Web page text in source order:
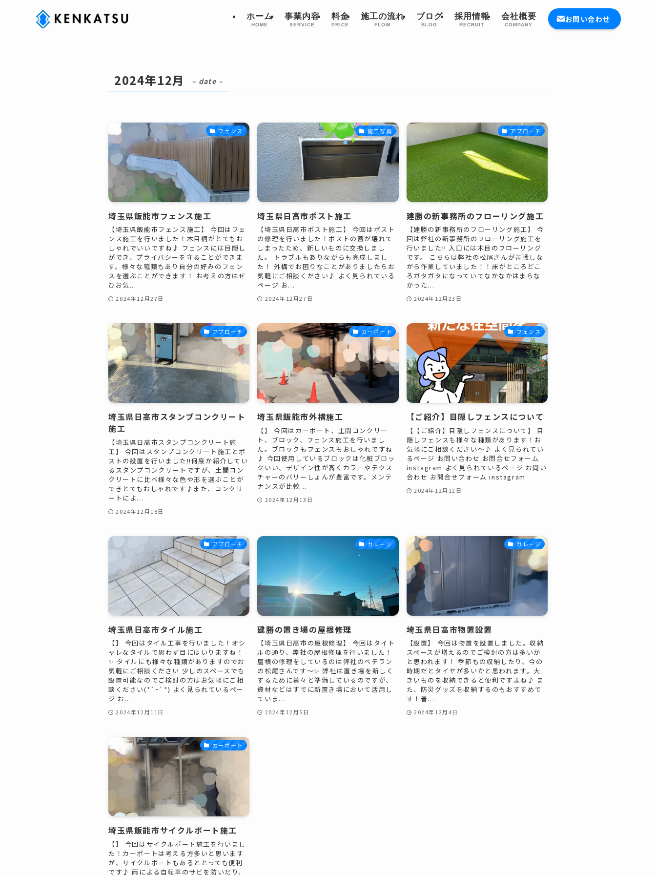
ホーム
HOME
事業内容
SERVICE
料金
PRICE
施工の流れ
FLOW
ブログ
BLOG
採用情報
RECRUIT
会社概要
COMPANY
お問い合わせ
2024年12月 – date –
フェンス
埼玉県飯能市フェンス施工
【埼玉県飯能市フェンス施工】 今回はフェ
ンス施工を行いました！木目柄がとてもお
しゃれでいいですね♪ フェンスには目隠し
ができ、プライバシーを守ることができま
す。様々な種類もあり自分の好みのフェン
スを選ぶことができます！ お考えの方はぜ
ひお気...
2024年12月27日
施工写真
埼玉県日高市ポスト施工
【埼玉県日高市ポスト施工】 今回はポスト
の修理を行いました！ポストの蓋が壊れて
しまったため、新しいものに交換しまし
た。 トラブルもありながらも完成しまし
た！ 外構でお困りなことがありましたらお
気軽にご相談ください♪ よく見られている
ページ お...
2024年12月27日
アプローチ
建勝の新事務所のフローリング施工
【建勝の新事務所のフローリング施工】 今
回は弊社の新事務所のフローリング施工を
行いました!! 入口には木目のフローリング
です。 こちらは弊社の松尾さんが苦戦しな
がら作業していました！！床がところどこ
ろガタガタになっていてなかなかはまらな
かった...
2024年12月23日
アプローチ
埼玉県日高市スタンプコンクリート
施工
【埼玉県日高市スタンプコンクリート施
工】 今回はスタンプコンクリート施工とポ
ストの設置を行いました!!何度か紹介してい
るスタンプコンクリートですが、土間コン
クリートに比べ様々な色や形を選ぶことが
できとてもおしゃれです♪また、コンクリ
ートによ...
2024年12月18日
カーポート
埼玉県飯能市外構施工
【】 今回はカーポート、土間コンクリー
ト、ブロック、フェンス施工を行いまし
た。ブロックもフェンスもおしゃれですね
♪ 今回使用しているブロックは化粧ブロッ
クいい、デザイン性が高くカラーやテクス
チャーのバリーしょんが豊富です。メンテ
ナンスが比較...
2024年12月13日
フェンス
【ご紹介】目隠しフェンスについて
【【ご紹介】目隠しフェンスについて】 目
隠しフェンスも様々な種類があります！お
気軽にご相談ください～♪ よく見られてい
るページ お問い合わせ お問合せフォーム
instagram よく見られているページ お問い
合わせ お問合せフォーム instagram
2024年12月12日
アプローチ
埼玉県日高市タイル施工
【】 今回はタイル工事を行いました！オシ
ャレなタイルで思わず目にはいりますね！
✨ タイルにも様々な種類がありますのでお
気軽にご相談ください 少しのスペースでも
設置可能なのでご検討の方はお気軽にご相
談ください(*´ｰ`*) よく見られているペー
ジ お...
2024年12月11日
ガレージ
建勝の置き場の屋根修理
【埼玉県日高市の屋根修理】 今回はタイト
ルの通り、弊社の屋根修理を行いました！
屋根の修理をしているのは弊社のベテラン
の松尾さんです～✨ 弊社は置き場を新しく
するために着々と準備しているのですが、
資材などはすでに新置き場において活用し
ていま...
2024年12月5日
ガレージ
埼玉県日高市物置設置
【設置】 今回は物置を設置しました。収納
スペースが増えるのでご検討の方は多いか
と思われます！ 季節もの収納したり、今の
時期だとタイヤが多いかと思われます。大
きいものを収納できると便利ですよね♪ ま
た、防災グッズを収納するのもおすすめで
す！普...
2024年12月4日
カーポート
埼玉県飯能市サイクルポート施工
【】 今回はサイクルポート施工を行いまし
た！カーポートは考える方多いと思います
が、サイクルポートもあるととっても便利
です♪ 雨による自転車のサビを防いだり、